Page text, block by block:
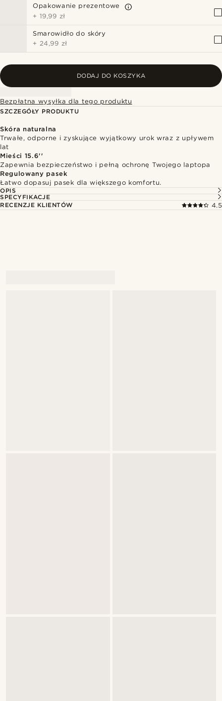
Opakowanie prezentowe
+ 19,99 zł
Smarowidło do skóry
+ 24,99 zł
DODAJ DO KOSZYKA
Bezpłatna wysyłka dla tego produktu
SZCZEGÓŁY PRODUKTU
Skóra naturalna
Trwałe, odporne i zyskujące wyjątkowy urok wraz z upływem
lat
Mieści 15.6''
Zapewnia bezpieczeństwo i pełną ochronę Twojego laptopa
Regulowany pasek
Łatwo dopasuj pasek dla większego komfortu.
OPIS
SPECYFIKACJE
RECENZJE KLIENTÓW
4.5